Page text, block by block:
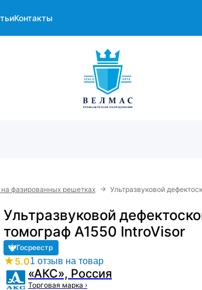
Контакты
фазированных решетках → Ультразвуковой
Ультразвуковой
томограф А1550 IntroVisor
Госреестр
★5.01 отзыв на товар
«АКС», Россия
Торговая марка ›